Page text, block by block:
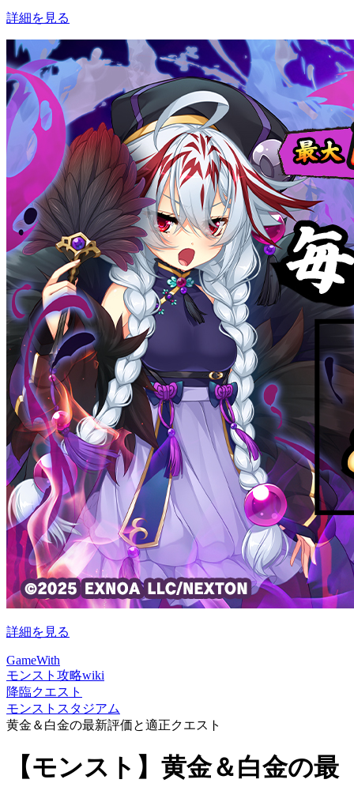
詳細を見る
詳細を見る
GameWith
モンスト攻略wiki
降臨クエスト
モンストスタジアム
黄金＆白金の最新評価と適正クエスト
【モンスト】黄金＆白金の最